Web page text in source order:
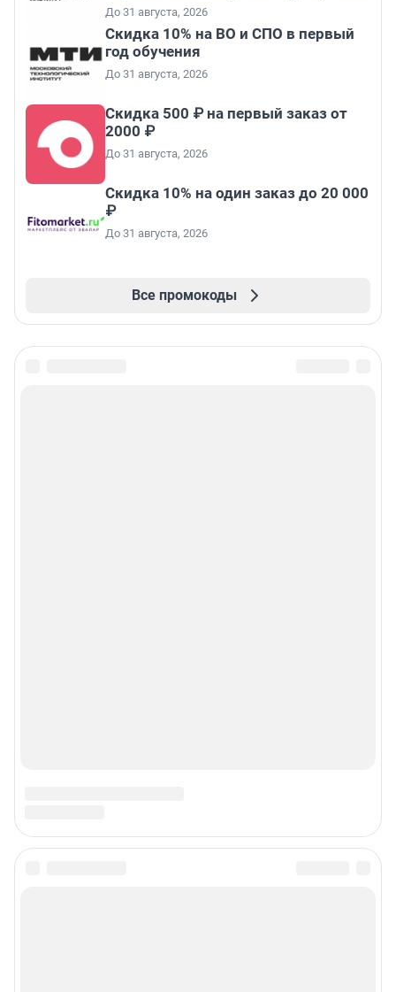
До 31 августа, 2026
Скидка 10% на ВО и СПО в первый
год обучения
До 31 августа, 2026
Скидка 500 ₽ на первый заказ от
2000 ₽
До 31 августа, 2026
Скидка 10% на один заказ до 20 000
₽
До 31 августа, 2026
Все промокоды